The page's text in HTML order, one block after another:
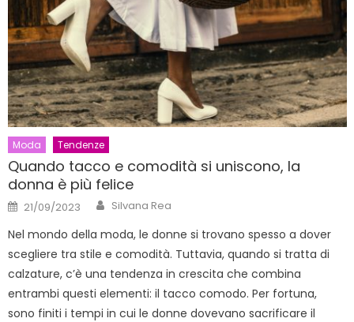
Moda Tendenze
Quando tacco e comodità si uniscono, la
donna è più felice
Posted
on
21/09/2023 Author
Silvana Rea
Nel mondo della moda, le donne si trovano spesso a dover
scegliere tra stile e comodità. Tuttavia, quando si tratta di
calzature, c’è una tendenza in crescita che combina
entrambi questi elementi: il tacco comodo. Per fortuna,
sono finiti i tempi in cui le donne dovevano sacrificare il